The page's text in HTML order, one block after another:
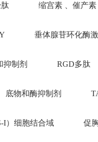
缩宫素 、催产素
垂体腺苷环化酶
抑制剂 RGD多肽
底物和酶抑制剂
I）细胞结合域 促